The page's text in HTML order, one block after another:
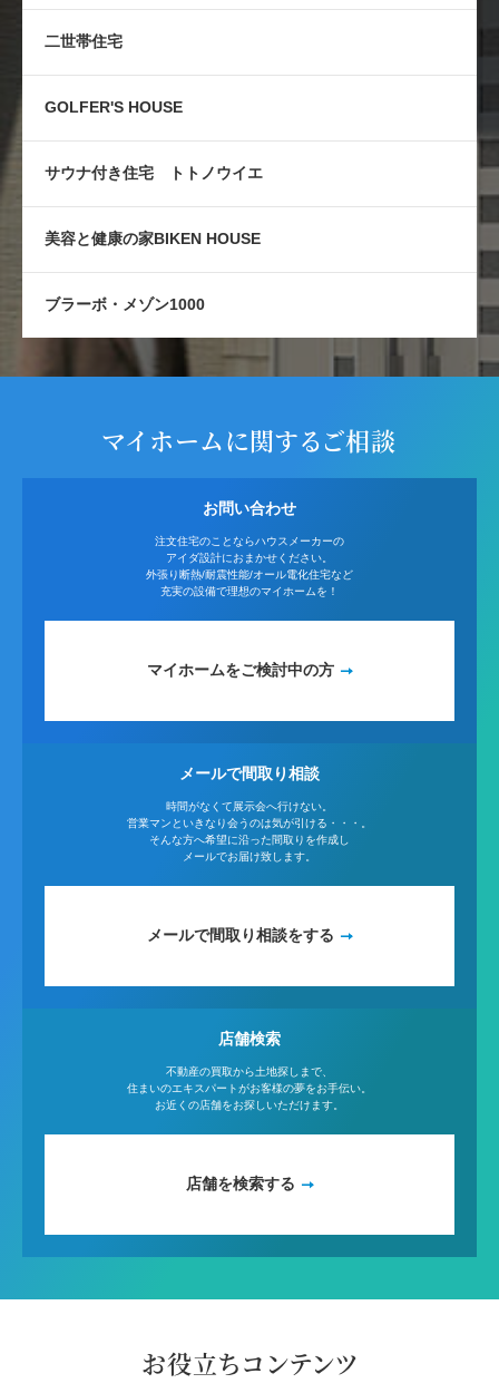
二世帯住宅
GOLFER'S HOUSE
サウナ付き住宅 トトノウイエ
美容と健康の家BIKEN HOUSE
ブラーボ・メゾン1000
マイホームに関するご相談
お問い合わせ
注文住宅のことならハウスメーカーの
アイダ設計におまかせください。
外張り断熱/耐震性能/オール電化住宅など
充実の設備で理想のマイホームを！
マイホームをご検討中の方
メールで間取り相談
時間がなくて展示会へ行けない。
営業マンといきなり会うのは気が引ける・・・。
そんな方へ希望に沿った間取りを作成し
メールでお届け致します。
メールで間取り相談をする
店舗検索
不動産の買取から土地探しまで、
住まいのエキスパートがお客様の夢をお手伝い。
お近くの店舗をお探しいただけます。
店舗を検索する
お役立ちコンテンツ